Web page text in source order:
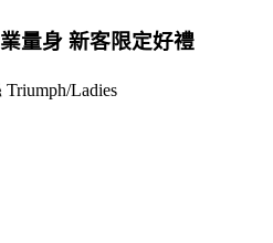
量身 新客限定好禮
Ladies